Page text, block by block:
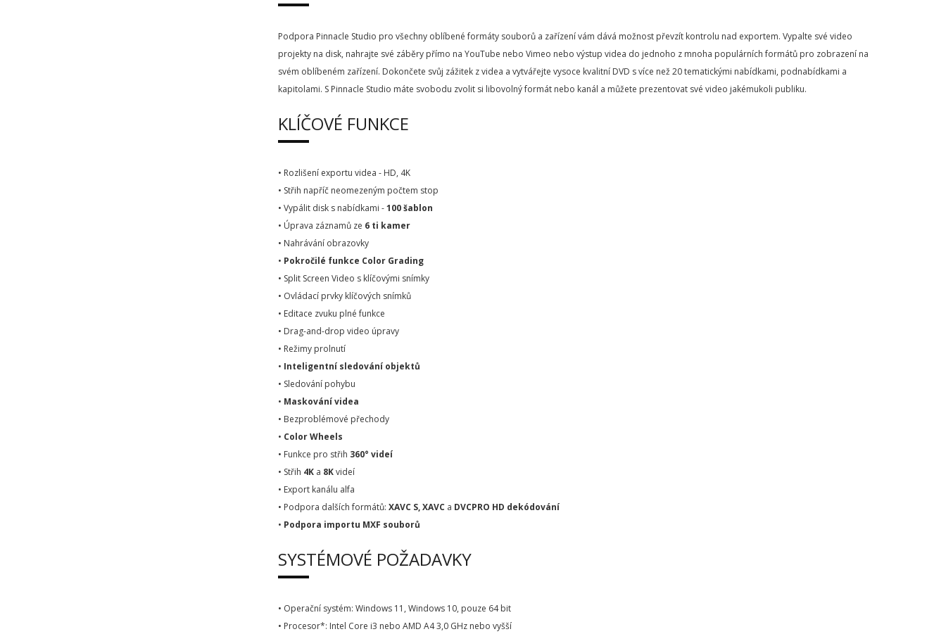
Podpora Pinnacle Studio pro všechny oblíbené formáty souborů a zařízení vám dává možnost převzít kontrolu nad exportem. Vypalte své video
projekty na disk, nahrajte své záběry přímo na YouTube nebo Vimeo nebo výstup videa do jednoho z mnoha populárních formátů pro zobrazení na
svém oblíbeném zařízení. Dokončete svůj zážitek z videa a vytvářejte vysoce kvalitní DVD s více než 20 tematickými nabídkami, podnabídkami a
kapitolami. S Pinnacle Studio máte svobodu zvolit si libovolný formát nebo kanál a můžete prezentovat své video jakémukoli publiku.
KLÍČOVÉ FUNKCE
• Rozlišení exportu videa - HD, 4K
• Střih napříč neomezeným počtem stop
• Vypálit disk s nabídkami -100 šablon
• Úprava záznamů ze 6 ti kamer
• Nahrávání obrazovky
• Pokročilé funkce Color Grading
• Split Screen Video s klíčovými snímky
• Ovládací prvky klíčových snímků
• Editace zvuku plné funkce
• Drag-and-drop video úpravy
• Režimy prolnutí
• Inteligentní sledování objektů
• Sledování pohybu
• Maskování videa
• Bezproblémové přechody
• Color Wheels
• Funkce pro střih 360° videí
• Střih 4Ka 8Kvideí
• Export kanálu alfa
• Podpora dalších formátů: XAVC S, XAVC a DVCPRO HD dekódování
• Podpora importu MXF souborů
SYSTÉMOVÉ POŽADAVKY
• Operační systém: Windows 11, Windows 10, pouze 64 bit
• Procesor*: Intel Core i3 nebo AMD A4 3,0 GHz nebo vyšší